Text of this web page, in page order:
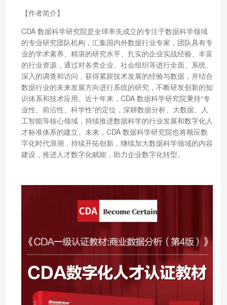
【作者简介】
CDA 数据科学研究院是全球率先成立的专注于数据科学领域
的专业研究团队机构，汇集国内外数据行业专家，团队具有专
业的学术素养、精湛的研究水平、扎实的企业实战经验、丰富
的行业资源，通过对各类企业、社会组织等进行全面、系统、
深入的调查和访问，获得紧跟技术发展的经验与数据，并结合
数据行业的未来发展方向进行系统的研究，不断研发创新的知
识体系和技术应用。近十年来，CDA 数据科学研究院秉持“专
业性、前沿性、科学性”的定位，深耕数据分析、大数据、人
工智能等核心领域，持续推进数据科学的行业发展和数字化人
才标准体系的建立。未来，CDA 数据科学研究院也将顺应数
字化时代浪潮，持续开拓创新，继续加大数据科学领域的内容
建设，推进人才数字化赋能，助力企业数字化转型。